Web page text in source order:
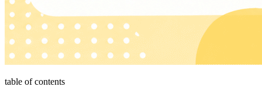
table of contents